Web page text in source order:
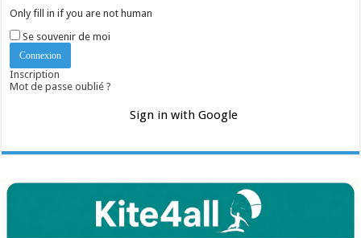
Only fill in if you are not human
Se souvenir de moi
Inscription
Mot de passe oublié ?
Sign in with Google